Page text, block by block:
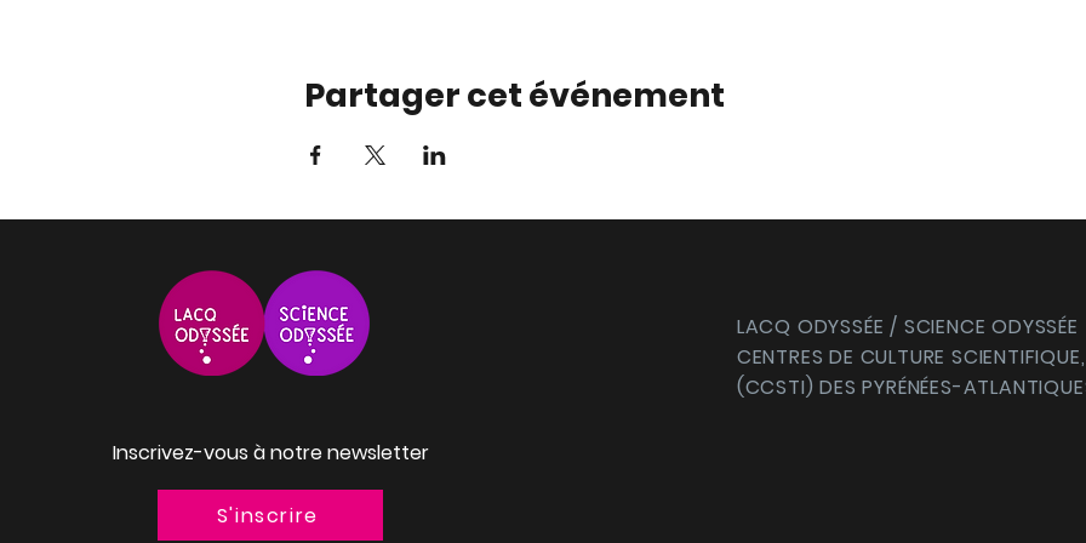
Partager cet événement
Inscrivez-vous à notre newsletter
S'inscrire
LACQ ODYSSÉE / SCIENCE ODYSSÉE
CENTRES DE CULTURE
(CCSTI) DES PYRÉNÉES-